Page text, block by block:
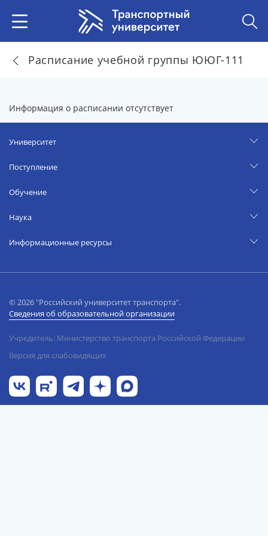
Расписание учебной группы ЮЮГ-111
Информация о расписании отсутствует
Университет
Поступление
Обучение
Наука
Информационные ресурсы
© 2026 "Российский университет транспорта".
Сведения об образовательной организации
Учредитель: Министерство транспорта Российской Федерации
Версия для слабовидящих